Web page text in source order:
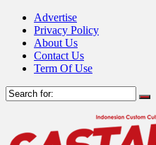
Advertise
Privacy Policy
About Us
Contact Us
Term Of Use